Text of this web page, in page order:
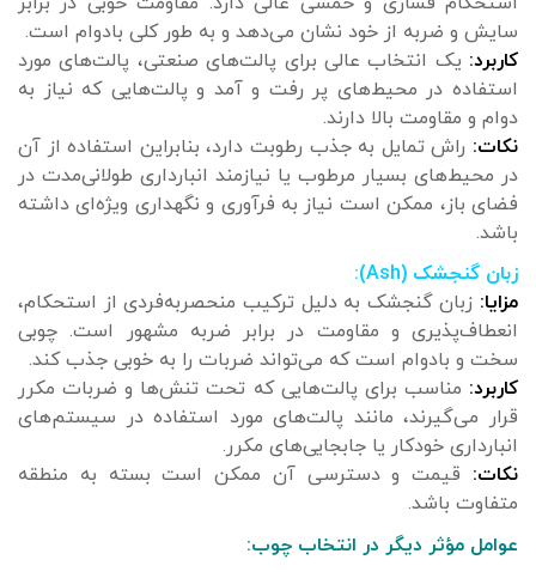
سایش و ضربه از خود نشان می‌دهد و به طور کلی بادوام است.
کاربرد: یک انتخاب عالی برای پالت‌های صنعتی، پالت‌های مورد
استفاده در محیط‌های پر رفت و آمد و پالت‌هایی که نیاز به
دوام و مقاومت بالا دارند.
نکات: راش تمایل به جذب رطوبت دارد، بنابراین استفاده از آن
در محیط‌های بسیار مرطوب یا نیازمند انبارداری طولانی‌مدت در
فضای باز، ممکن است نیاز به فرآوری و نگهداری ویژه‌ای داشته
باشد.
زبان گنجشک (Ash):
مزایا: زبان گنجشک به دلیل ترکیب منحصربه‌فردی از استحکام،
انعطاف‌پذیری و مقاومت در برابر ضربه مشهور است. چوبی
سخت و بادوام است که می‌تواند ضربات را به خوبی جذب کند.
کاربرد: مناسب برای پالت‌هایی که تحت تنش‌ها و ضربات مکرر
قرار می‌گیرند، مانند پالت‌های مورد استفاده در سیستم‌های
انبارداری خودکار یا جابجایی‌های مکرر.
نکات: قیمت و دسترسی آن ممکن است بسته به منطقه
متفاوت باشد.
عوامل مؤثر دیگر در انتخاب چوب: